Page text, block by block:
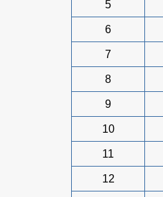
5
6
7
8
9
10
11
12